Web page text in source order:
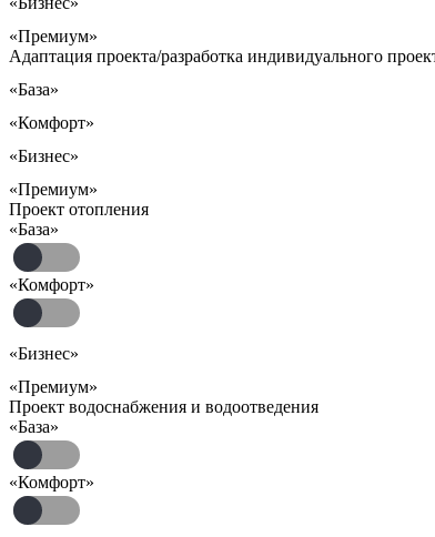
«Премиум»
Адаптация проекта/разработка индивидуального
«База»
«Комфорт»
«Бизнес»
«Премиум»
Проект отопления
«База»
«Комфорт»
«Бизнес»
«Премиум»
Проект водоснабжения и водоотведения
«База»
«Комфорт»